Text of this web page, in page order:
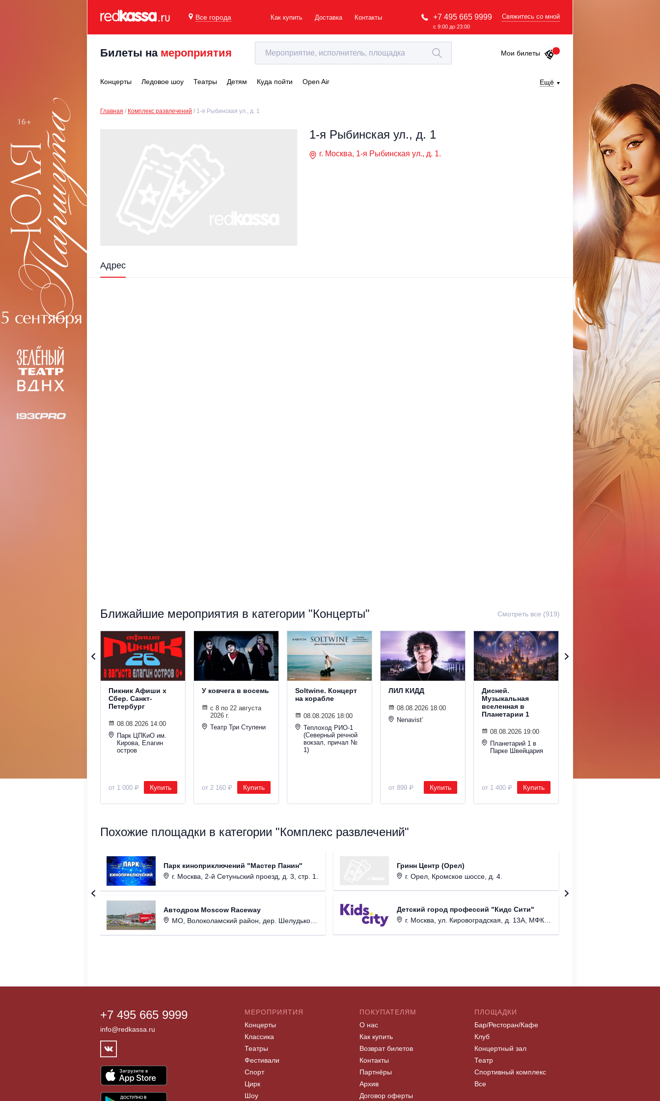
Все города Как купить Доставка Контакты +7 495 665 9999
с 9:00 до 23:00
Свяжитесь со мной
Билеты на мероприятия Мои билеты
Концерты Ледовое шоу Театры Детям Куда пойти Open Air Ещё
Главная Комплекс развлечений 1-я Рыбинская ул., д. 1
1-я Рыбинская ул., д. 1
г. Москва, 1-я Рыбинская ул., д. 1.
Адрес
Ближайшие мероприятия в категории "Концерты" Смотреть все (919)
Пикник Афиши х
Сбер. Санкт-
Петербург
08.08.2026 14:00
Парк ЦПКиО им.
Кирова, Елагин
остров
от 1 000 ₽ Купить
У ковчега в восемь
с 8 по 22 августа
2026 г.
Театр Три Ступени
от 2 160 ₽ Купить
Soltwine. Концерт
на корабле
08.08.2026 18:00
Теплоход РИО-1
(Северный речной
вокзал, причал №
1)
ЛИЛ КИДД
08.08.2026 18:00
Nenavist’
от 899 ₽ Купить
Дисней.
Музыкальная
вселенная в
Планетарии 1
08.08.2026 19:00
Планетарий 1 в
Парке Швейцария
от 1 400 ₽ Купить
Похожие площадки в категории "Комплекс развлечений"
Парк киноприключений "Мастер Панин"
г. Москва, 2-й Сетуньский проезд, д. 3, стр. 1.
Автодром Moscow Raceway
МО, Волоколамский район, дер. Шелудьково, 39.
Гринн Центр (Орел)
г. Орел, Кромское шоссе, д. 4.
Детский город профессий "Кидс Сити"
г. Москва, ул. Кировоградская, д. 13А, МФК Columbus, 3-й этаж.
+7 495 665 9999
info@redkassa.ru
МЕРОПРИЯТИЯ
Концерты
Классика
Театры
Фестивали
Спорт
Цирк
Шоу
ПОКУПАТЕЛЯМ
О нас
Как купить
Возврат билетов
Контакты
Партнёры
Архив
Договор оферты
ПЛОЩАДКИ
Бар/Ресторан/Кафе
Клуб
Концертный зал
Театр
Спортивный комплекс
Все